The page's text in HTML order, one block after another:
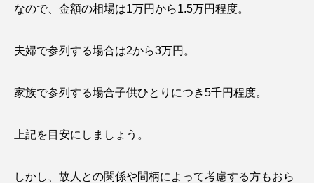
なので、金額の相場は1万円から1.5万円程度。
夫婦で参列する場合は2から3万円。
家族で参列する場合子供ひとりにつき5千円程度。
上記を目安にしましょう。
しかし、故人との関係や間柄によって考慮する方もおら